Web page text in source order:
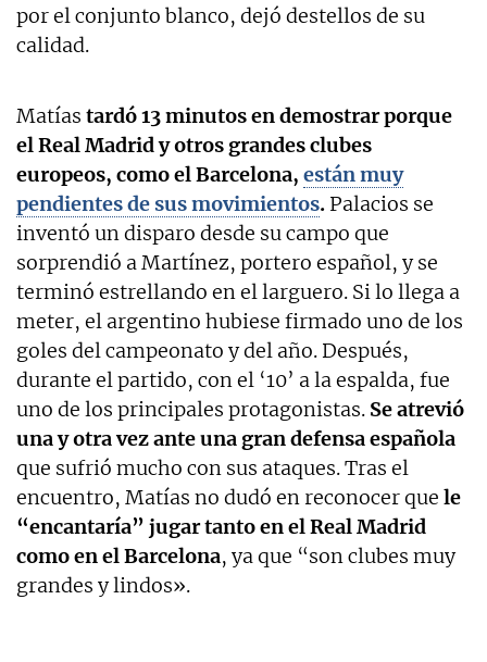
por el conjunto blanco, dejó destellos de su
calidad.
Matías tardó 13 minutos en demostrar porque
el Real Madrid y otros grandes clubes
europeos, como el Barcelona, están muy
pendientes de sus movimientos. Palacios se
inventó un disparo desde su campo que
sorprendió a Martínez, portero español, y se
terminó estrellando en el larguero. Si lo llega a
meter, el argentino hubiese firmado uno de los
goles del campeonato y del año. Después,
durante el partido, con el ‘10’ a la espalda, fue
uno de los principales protagonistas. Se atrevió
una y otra vez ante una gran defensa española
que sufrió mucho con sus ataques. Tras el
encuentro, Matías no dudó en reconocer que le
“encantaría” jugar tanto en el Real Madrid
como en el Barcelona, ya que “son clubes muy
grandes y lindos».